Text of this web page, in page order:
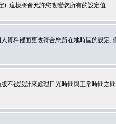
). 這樣將會允許您改變您所有的設定值
資料裡面更改符合您所在地時區的設定,
不被設計來處理日光時間與正常時間之